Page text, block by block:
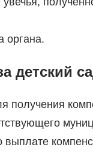
органа.
детский
получения